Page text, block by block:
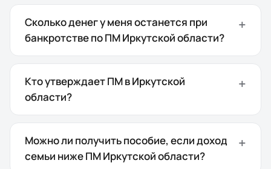
Сколько денег у меня останется при
банкротстве по ПМ Иркутской области?
Кто утверждает ПМ в Иркутской
области?
Можно ли получить пособие, если доход
семьи ниже ПМ Иркутской области?